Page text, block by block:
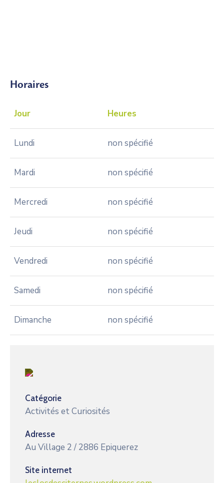
Horaires
Jour Heures
Lundi non spécifié
Mardi non spécifié
Mercredi non spécifié
Jeudi non spécifié
Vendredi non spécifié
Samedi non spécifié
Dimanche non spécifié
Catégorie
Activités et Curiosités
Adresse
Au Village 2 / 2886 Epiquerez
Site internet